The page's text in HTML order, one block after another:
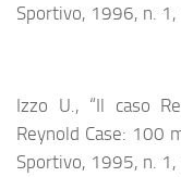
Sportivo, 1996, n.
Izzo U., “Il caso
Reynold Case: 100
Sportivo, 1995, n.